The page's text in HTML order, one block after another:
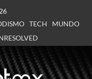
TECH
MUNDO